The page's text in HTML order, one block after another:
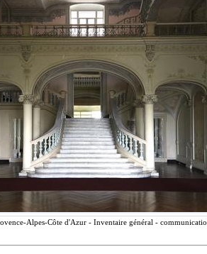
Alpes-Côte d'Azur - Inventaire général -